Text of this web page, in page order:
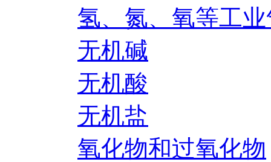
氢、氮、氧等工
无机碱
无机酸
无机盐
氧化物和过氧化物